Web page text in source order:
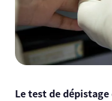
Le test de dépistage